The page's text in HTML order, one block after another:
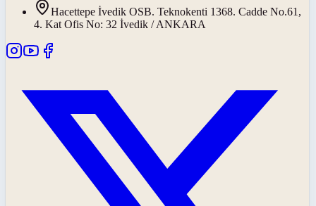
Hacettepe İvedik OSB. Teknokenti 1368. Cadde No.61,
4. Kat Ofis No: 32 İvedik / ANKARA